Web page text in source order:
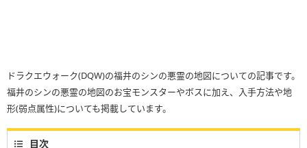
ドラクエウォーク(DQW)の福井のシンの悪霊の地図についての記事です。
福井のシンの悪霊の地図のお宝モンスターやボスに加え、入手方法や地
形(弱点属性)についても掲載しています。
目次